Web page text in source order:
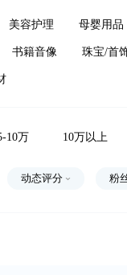
美容护理 母婴用品
书籍音像 珠宝/首
10万 10万以上
动态评分 粉